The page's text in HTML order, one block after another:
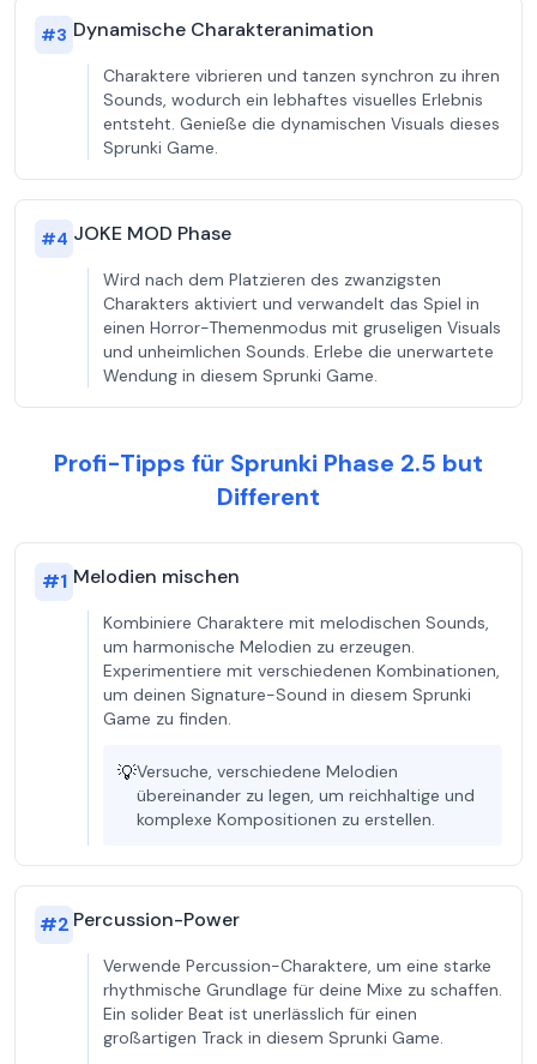
#3 Dynamische Charakteranimation
Charaktere vibrieren und tanzen synchron zu ihren
Sounds, wodurch ein lebhaftes visuelles Erlebnis
entsteht. Genieße die dynamischen Visuals dieses
Sprunki Game.
#4 JOKE MOD Phase
Wird nach dem Platzieren des zwanzigsten
Charakters aktiviert und verwandelt das Spiel in
einen Horror-Themenmodus mit gruseligen Visuals
und unheimlichen Sounds. Erlebe die unerwartete
Wendung in diesem Sprunki Game.
Profi-Tipps für Sprunki Phase 2.5 but
Different
#1 Melodien mischen
Kombiniere Charaktere mit melodischen Sounds,
um harmonische Melodien zu erzeugen.
Experimentiere mit verschiedenen Kombinationen,
um deinen Signature-Sound in diesem Sprunki
Game zu finden.
💡Versuche, verschiedene Melodien
übereinander zu legen, um reichhaltige und
komplexe Kompositionen zu erstellen.
#2 Percussion-Power
Verwende Percussion-Charaktere, um eine starke
rhythmische Grundlage für deine Mixe zu schaffen.
Ein solider Beat ist unerlässlich für einen
großartigen Track in diesem Sprunki Game.